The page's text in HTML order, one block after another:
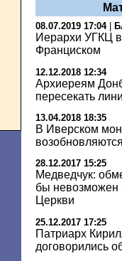
08.07.2019 17:04|
Иерархи УГКЦ
Франциском
12.12.2018 12:34
Архиереям
пересекать
13.04.2018 18:35
В Иверском
28.12.2017 15:25
Медведчук:
бы невозможен
Церкви
25.12.2017 17:25
Патриарх
договорились